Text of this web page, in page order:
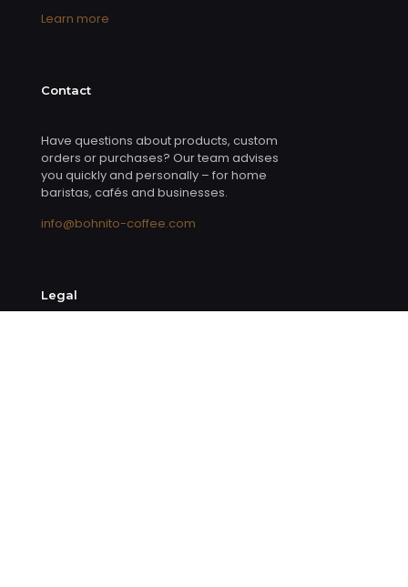
Learn more
Contact
Have questions about products, custom
orders or purchases? Our team advises
you quickly and personally – for home
baristas, cafés and businesses.
info@bohnito-coffee.com
Legal